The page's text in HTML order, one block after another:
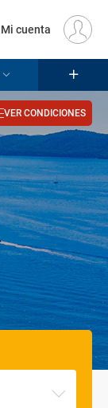
EUR
Mi cuenta
VER CONDICIONES